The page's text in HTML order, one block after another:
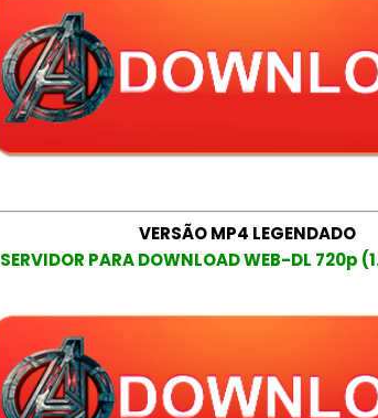
VERSÃO MP4 LEGENDADO
SERVIDOR PARA DOWNLOAD WEB-DL 720p